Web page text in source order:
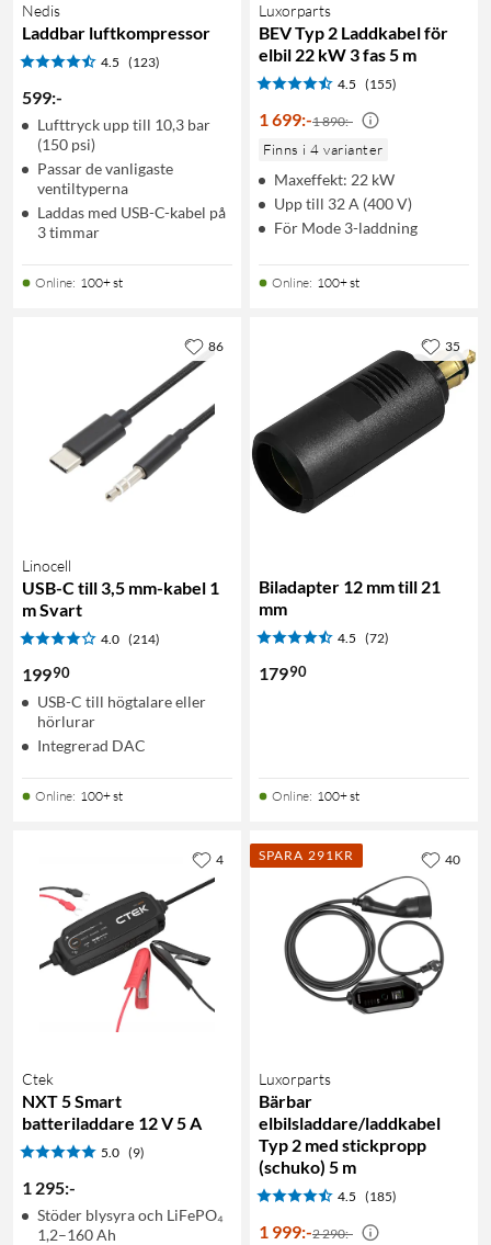
Nedis
Laddbar luftkompressor
4.5 (123)
599:-
Lufttryck upp till 10,3 bar
(150 psi)
Passar de vanligaste
ventiltyperna
Laddas med USB-C-kabel på
3 timmar
Online: 100+ st
Luxorparts
BEV Typ 2 Laddkabel för
elbil 22 kW 3 fas 5 m
4.5 (155)
1 699:-1 890:-
Finns i 4 varianter
Maxeffekt: 22 kW
Upp till 32 A (400 V)
För Mode 3-laddning
Online: 100+ st
Linocell
USB-C till 3,5 mm-kabel 1
m Svart
4.0 (214)
19990
USB-C till högtalare eller
hörlurar
Integrerad DAC
Online: 100+ st
86
Biladapter 12 mm till 21
mm
4.5 (72)
17990
Online: 100+ st
35
Ctek
NXT 5 Smart
batteriladdare 12 V 5 A
5.0 (9)
1 295:-
Stöder blysyra och LiFePO₄
1,2–160 Ah
4 SPARA 291KR
Luxorparts
Bärbar
elbilsladdare/laddkabel
Typ 2 med stickpropp
(schuko) 5 m
4.5 (185)
1 999:-2 290:-
40